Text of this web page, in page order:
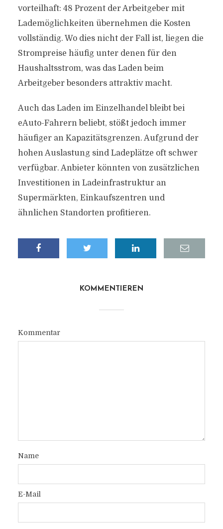
vorteilhaft: 48 Prozent der Arbeitgeber mit
Lademöglichkeiten übernehmen die Kosten
vollständig. Wo dies nicht der Fall ist, liegen die
Strompreise häufig unter denen für den
Haushaltsstrom, was das Laden beim
Arbeitgeber besonders attraktiv macht.
Auch das Laden im Einzelhandel bleibt bei
eAuto-Fahrern beliebt, stößt jedoch immer
häufiger an Kapazitätsgrenzen. Aufgrund der
hohen Auslastung sind Ladeplätze oft schwer
verfügbar. Anbieter könnten von zusätzlichen
Investitionen in Ladeinfrastruktur an
Supermärkten, Einkaufszentren und
ähnlichen Standorten profitieren.
KOMMENTIEREN
Kommentar
Name
E-Mail